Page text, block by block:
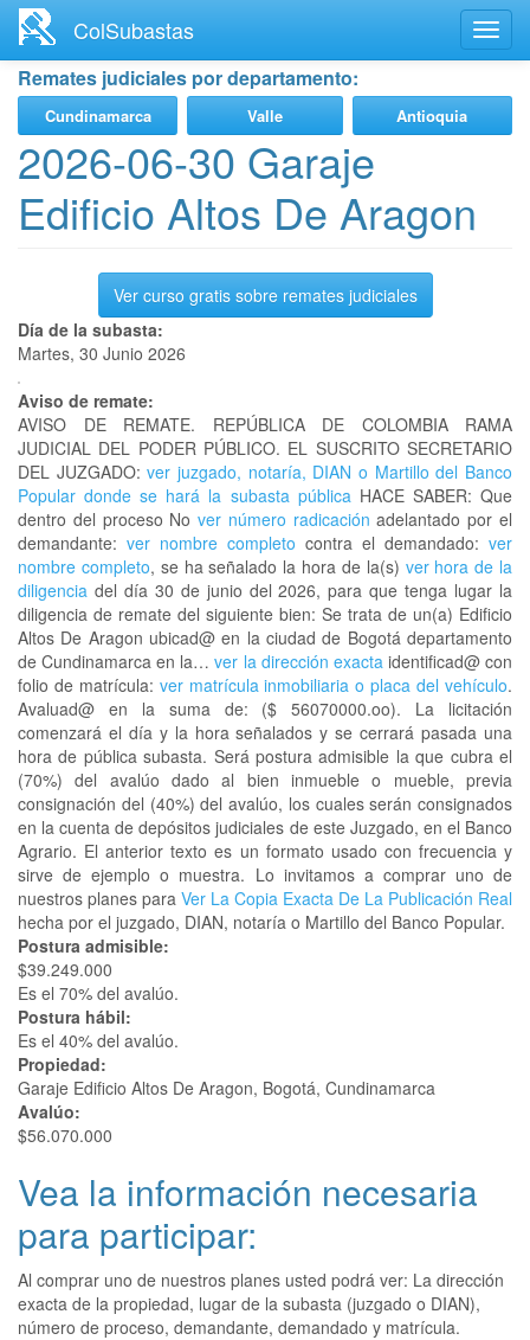
contenido
principal
ColSubastas
Remates judiciales por departamento:
Cundinamarca Valle Antioquia
2026-06-30 Garaje
Edificio Altos De Aragon
Ver curso gratis sobre remates judiciales
Día de la subasta:
Martes, 30 Junio 2026
Aviso de remate:
AVISO DE REMATE. REPÚBLICA DE COLOMBIA RAMA
JUDICIAL DEL PODER PÚBLICO. EL SUSCRITO SECRETARIO
DEL JUZGADO: ver juzgado, notaría, DIAN o Martillo del Banco
Popular donde se hará la subasta públicaHACE SABER: Que
dentro del proceso Nover número radicación adelantado por el
demandante: ver nombre completo contra el demandado: ver
nombre completo, se ha señalado la hora de la(s) ver hora de la
diligencia del día 30 de junio del 2026, para que tenga lugar la
diligencia de remate del siguiente bien: Se trata de un(a) Edificio
Altos De Aragon ubicad@ en la ciudad de Bogotá departamento
de Cundinamarca en la…ver la dirección exactaidentificad@ con
folio de matrícula: ver matrícula inmobiliaria o placa del vehículo.
Avaluad@ en la suma de: ($ 56070000.oo). La licitación
comenzará el día y la hora señalados y se cerrará pasada una
hora de pública subasta. Será postura admisible la que cubra el
(70%) del avalúo dado al bien inmueble o mueble, previa
consignación del (40%) del avalúo, los cuales serán consignados
en la cuenta de depósitos judiciales de este Juzgado, en el Banco
Agrario. El anterior texto es un formato usado con frecuencia y
sirve de ejemplo o muestra. Lo invitamos a comprar uno de
nuestros planes para Ver La Copia Exacta De La Publicación Real
hecha por el juzgado, DIAN, notaría o Martillo del Banco Popular.
Postura admisible:
$39.249.000
Es el 70% del avalúo.
Postura hábil:
Es el 40% del avalúo.
Propiedad:
Garaje Edificio Altos De Aragon, Bogotá, Cundinamarca
Avalúo:
$56.070.000
Vea la información necesaria
para participar:
Al comprar uno de nuestros planes usted podrá ver: La dirección
exacta de la propiedad, lugar de la subasta (juzgado o DIAN),
número de proceso, demandante, demandado y matrícula.